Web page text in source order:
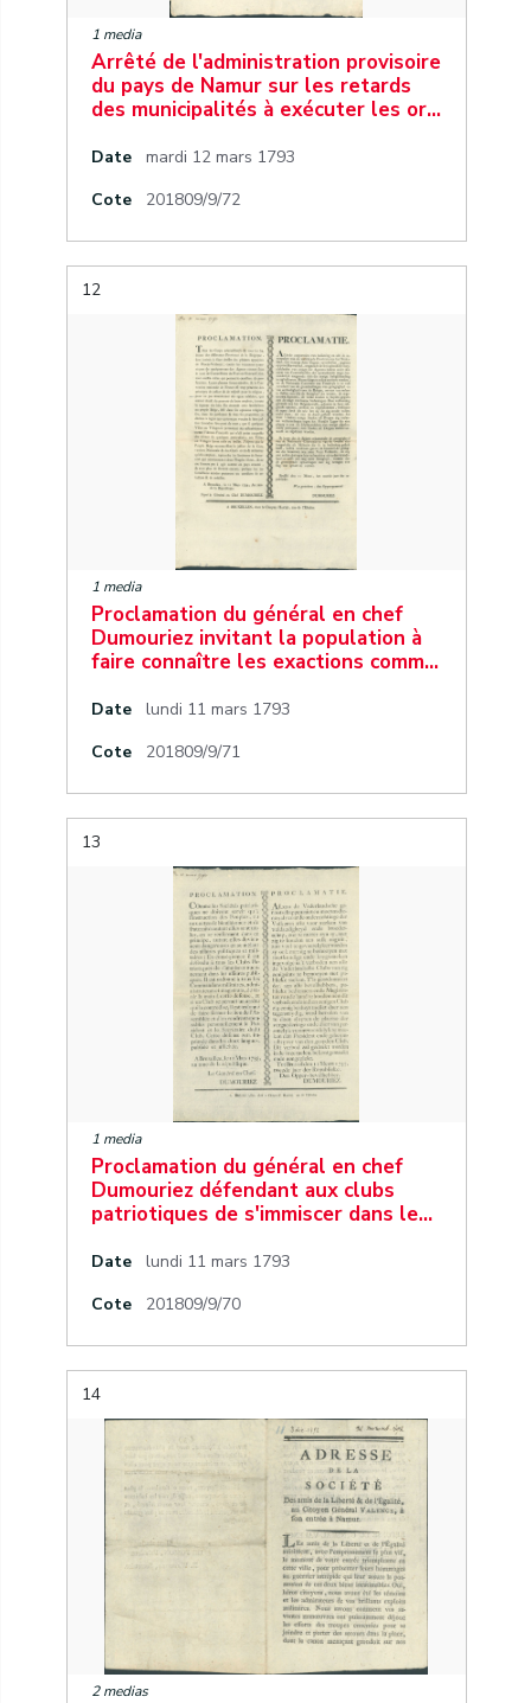
1 media
Arrêté de l'administration provisoire
du pays de Namur sur les retards
des municipalités à exécuter les or…
Date
mardi 12 mars 1793
Cote
201809/9/72
12
1 media
Proclamation du général en chef
Dumouriez invitant la population à
faire connaître les exactions comm…
Date
lundi 11 mars 1793
Cote
201809/9/71
13
1 media
Proclamation du général en chef
Dumouriez défendant aux clubs
patriotiques de s'immiscer dans le…
Date
lundi 11 mars 1793
Cote
201809/9/70
14
2 medias